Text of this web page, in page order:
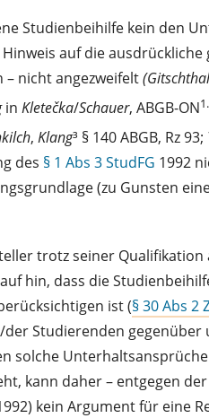
Studienbeihilfe kein den
auf die ausdrückliche
nicht angezweifelt
in Kletečka/Schauer, ABGB-ON
, Klang³ § 140 ABGB, Rz 93;
des § 1 Abs 3 StudFG 1992
(zu Gunsten
trotz seiner Qualifikation
hin, dass die
ist (§ 30 Abs 2
Studierenden
solche
kann daher – entgegen
kein Argument für eine